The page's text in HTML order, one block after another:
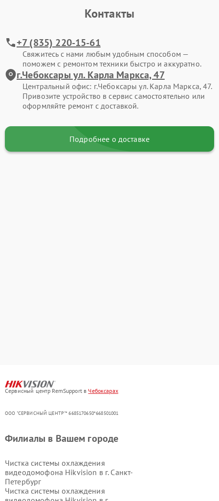
Контакты
+7 (835) 220-15-61
Свяжитесь с нами любым удобным способом —
поможем с ремонтом техники быстро и аккуратно.
г.Чебоксары ул. Карла Маркса, 47
Центральный офис: г.Чебоксары ул. Карла Маркса, 47.
Привозите устройство в сервис самостоятельно или
оформляйте ремонт с доставкой.
Подробнее о доставке
Сервисный центр RemSupport в Чебоксарах
ООО "СЕРВИСНЫЙ ЦЕНТР"* 6685170650*668501001
Филиалы в Вашем городе
Чистка системы охлаждения
видеодомофона Hikvision в г. Санкт-
Петербург
Чистка системы охлаждения